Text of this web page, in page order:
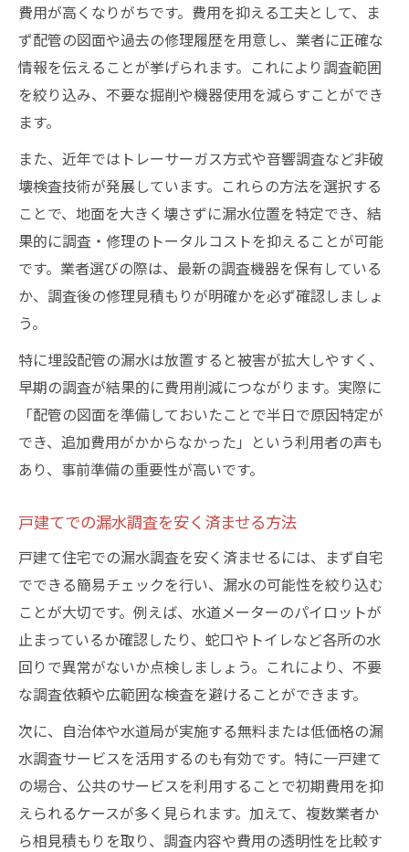
費用が高くなりがちです。費用を抑える工夫として、ま
ず配管の図面や過去の修理履歴を用意し、業者に正確な
情報を伝えることが挙げられます。これにより調査範囲
を絞り込み、不要な掘削や機器使用を減らすことができ
ます。
また、近年ではトレーサーガス方式や音響調査など非破
壊検査技術が発展しています。これらの方法を選択する
ことで、地面を大きく壊さずに漏水位置を特定でき、結
果的に調査・修理のトータルコストを抑えることが可能
です。業者選びの際は、最新の調査機器を保有している
か、調査後の修理見積もりが明確かを必ず確認しましょ
う。
特に埋設配管の漏水は放置すると被害が拡大しやすく、
早期の調査が結果的に費用削減につながります。実際に
「配管の図面を準備しておいたことで半日で原因特定が
でき、追加費用がかからなかった」という利用者の声も
あり、事前準備の重要性が高いです。
戸建てでの漏水調査を安く済ませる方法
戸建て住宅での漏水調査を安く済ませるには、まず自宅
でできる簡易チェックを行い、漏水の可能性を絞り込む
ことが大切です。例えば、水道メーターのパイロットが
止まっているか確認したり、蛇口やトイレなど各所の水
回りで異常がないか点検しましょう。これにより、不要
な調査依頼や広範囲な検査を避けることができます。
次に、自治体や水道局が実施する無料または低価格の漏
水調査サービスを活用するのも有効です。特に一戸建て
の場合、公共のサービスを利用することで初期費用を抑
えられるケースが多く見られます。加えて、複数業者か
ら相見積もりを取り、調査内容や費用の透明性を比較す